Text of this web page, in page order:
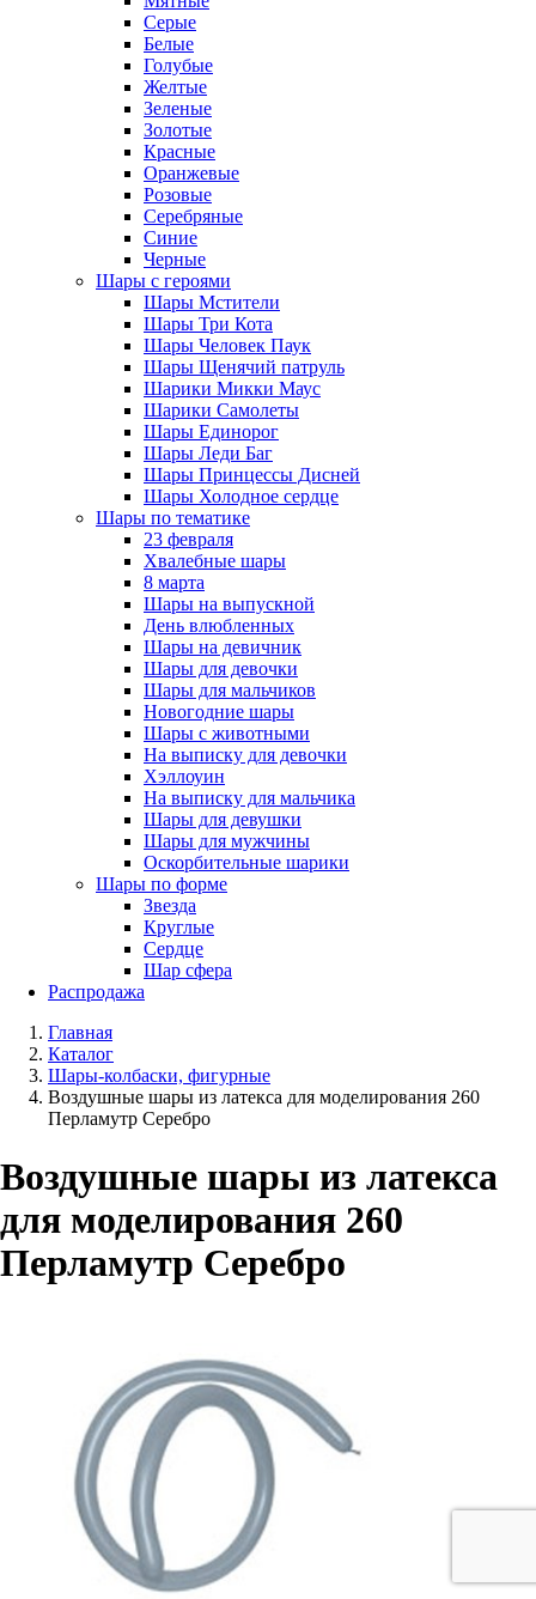
Серые
Белые
Голубые
Желтые
Зеленые
Золотые
Красные
Оранжевые
Розовые
Серебряные
Синие
Черные
Шары с героями
Шары Мстители
Шары Три Кота
Шары Человек Паук
Шары Щенячий патруль
Шарики Микки Маус
Шарики Самолеты
Шары Единорог
Шары Леди Баг
Шары Принцессы Дисней
Шары Холодное сердце
Шары по тематике
23 февраля
Хвалебные шары
8 марта
Шары на выпускной
День влюбленных
Шары на девичник
Шары для девочки
Шары для мальчиков
Новогодние шары
Шары с животными
На выписку для девочки
Хэллоуин
На выписку для мальчика
Шары для девушки
Шары для мужчины
Оскорбительные шарики
Шары по форме
Звезда
Круглые
Сердце
Шар сфера
Распродажа
Главная
Каталог
Шары-колбаски, фигурные
Воздушные шары из латекса для моделирования 260
Перламутр Серебро
Воздушные шары из латекса
для моделирования 260
Перламутр Серебро